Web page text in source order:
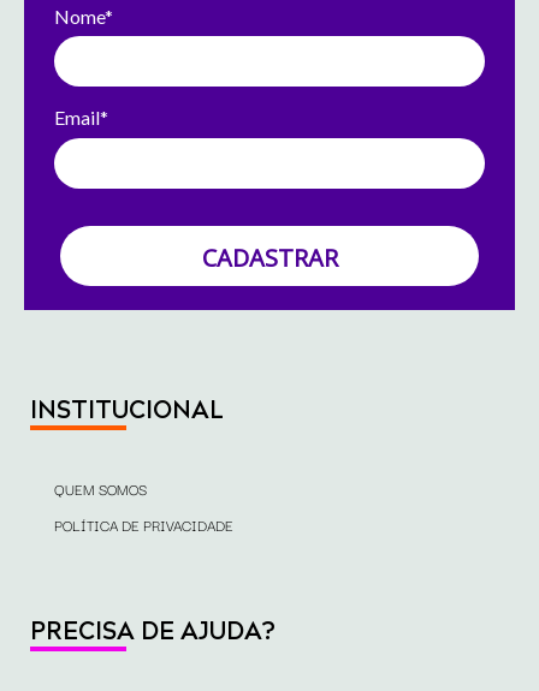
Nome*
Email*
CADASTRAR
INSTITUCIONAL
QUEM SOMOS
POLÍTICA DE PRIVACIDADE
PRECISA DE AJUDA?